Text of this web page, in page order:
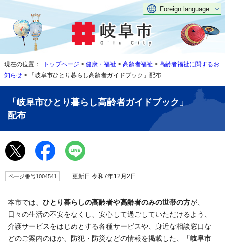
Foreign language
現在の位置： トップページ > 健康・福祉 > 高齢者福祉 > 高齢者福祉に関するお
知らせ > 「岐阜市ひとり暮らし高齢者ガイドブック」配布
「岐阜市ひとり暮らし高齢者ガイドブック」
配布
ページ番号1004541 更新日 令和7年12月2日
本市では、 ひとり暮らしの高齢者や高齢者のみの世帯の方が、
日々の生活の不安をなくし、安心して過ごしていただけるよう、
介護サービスをはじめとする各種サービスや、身近な相談窓口な
どのご案内のほか、防犯・防災などの情報を掲載した、
「岐阜市